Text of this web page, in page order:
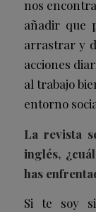
nos
añadir que
arrastrar y
acciones
al trabajo
entorno
La revista
inglés,
has
Si te soy